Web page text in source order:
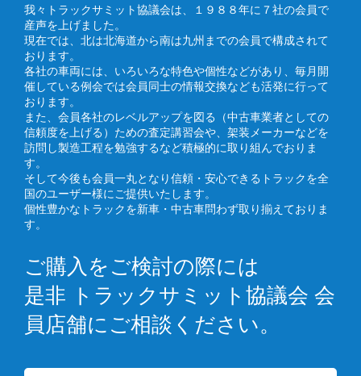
我々トラックサミット協議会は、１９８８年に７社の会員で
産声を上げました。
現在では、北は北海道から南は九州までの会員で構成されて
おります。
各社の車両には、いろいろな特色や個性などがあり、毎月開
催している例会では会員同士の情報交換なども活発に行って
おります。
また、会員各社のレベルアップを図る（中古車業者としての
信頼度を上げる）ための査定講習会や、架装メーカーなどを
訪問し製造工程を勉強するなど積極的に取り組んでおりま
す。
そして今後も会員一丸となり信頼・安心できるトラックを全
国のユーザー様にご提供いたします。
個性豊かなトラックを新車・中古車問わず取り揃えておりま
す。
ご購入をご検討の際には
是非 トラックサミット協議会 会
員店舗にご相談ください。